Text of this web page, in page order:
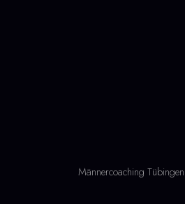
Männercoaching